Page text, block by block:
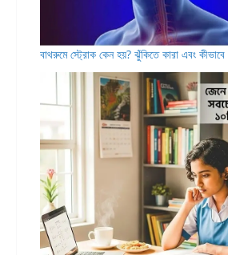
বাথরুমে স্ট্রোক কেন হয়? ঝুঁকিতে কারা এবং কীভাবে